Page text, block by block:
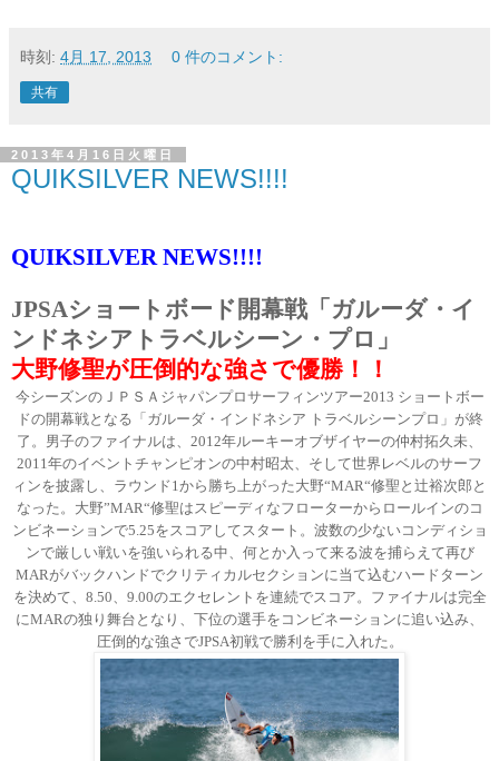
時刻: 4月 17, 2013 0 件のコメント:
共有
2013年4月16日火曜日
QUIKSILVER NEWS!!!!
QUIKSILVER NEWS!!!!
JPSAショートボード開幕戦「ガルーダ・イ
ンドネシアトラベルシーン・プロ」
大野修聖が圧倒的な強さで優勝！！
今シーズンのＪＰＳＡジャパンプロサーフィンツアー2013 ショートボー
ドの開幕戦となる「ガルーダ・インドネシア トラベルシーンプロ」が終
了。男子のファイナルは、 2012年ルーキーオブザイヤーの仲村拓久未、
2011年のイベントチャンピオンの中村昭太、そして世界レベルのサーフ
ィンを披露し、ラウンド1から勝ち上がった大野“MAR“修聖と辻裕次郎と
なった。大野”MAR“修聖はスピーディなフローターからロールインのコ
ンビネーションで5.25をスコアしてスタート。波数の少ないコンディショ
ンで厳しい戦いを強いられる中、何とか入って来る波を捕らえて再び
MARがバックハンドでクリティカルセクションに当て込むハードターン
を決めて、 8.50、 9.00のエクセレントを連続でスコア。ファイナルは完全
にMARの独り舞台となり、下位の選手をコンビネーションに追い込み、
圧倒的な強さでJPSA初戦で勝利を手に入れた。